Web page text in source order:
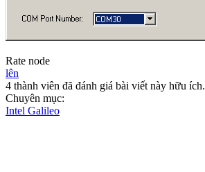
Rate node
lên
4 thành viên đã đánh giá bài viết này hữu ích.
Chuyên mục:
Intel Galileo